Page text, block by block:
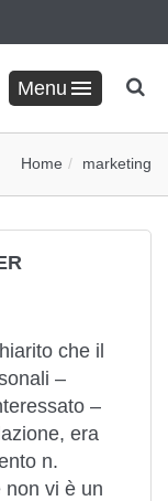
Menu
Home marketing
che il
–
–
era
n.
non vi è un